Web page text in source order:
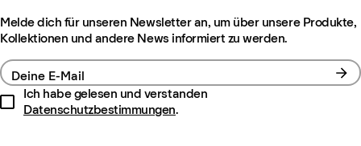
Melde dich für unseren Newsletter an, um über unsere Produkte,
Kollektionen und andere News informiert zu werden.
Deine E-Mail
Ich habe gelesen und verstanden
Datenschutzbestimmungen.